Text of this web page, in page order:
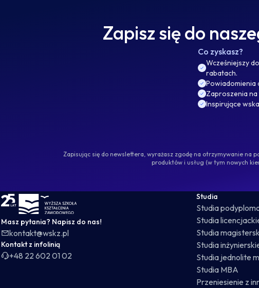
Zapisz się do
Co zyskasz?
Wcześniejszy
rabatach.
Powiadomienia
Zaproszenia
Inspirujące
Zapisując się do newslettera, wyrażasz zgodę na otrzymywanie na
produktów i usług (w tym nowych
WSKZ - strona główna
Masz pytania? Napisz do nas!
kontakt@wskz.pl
Kontakt z infolinią
+48 22 602 01 02
Studia
Studia
Studia
Studia
Studia
Studia jednolite
Studia MBA
Przeniesienie z